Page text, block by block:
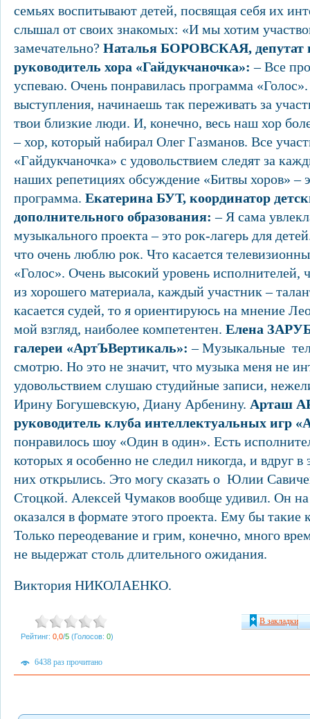
семьях воспитывают детей, посвящая себя их
слышал от своих знакомых: «И мы хотим
замечательно? Наталья БОРОВСКАЯ, депутат
руководитель хора «Гайдукчаночка»: – Все
успеваю. Очень понравилась программа
выступления, начинаешь так переживать за
твои близкие люди. И, конечно, весь наш хор
– хор, который набирал Олег Газманов. Все
«Гайдукчаночка» с удовольствием следят за
наших репетициях обсуждение «Битвы хоров» –
программа. Екатерина БУТ, координатор
дополнительного образования: – Я сама
музыкального проекта – это рок-лагерь для
что очень люблю рок. Что касается
«Голос». Очень высокий уровень
из хорошего материала, каждый участник –
касается судей, то я ориентируюсь на мнение
мой взгляд, наиболее компетентен. Елена
галереи «АртЪВертикаль»: – Музыкальные
смотрю. Но это не значит, что музыка меня не
удовольствием слушаю студийные записи,
Ирину Богушевскую, Диану Арбенину. Арташ
руководитель клуба интеллектуальных игр
понравилось шоу «Один в один». Есть
которых я особенно не следил никогда, и вдруг в
них открылись. Это могу сказать о Юлии
Стоцкой. Алексей Чумаков вообще удивил. Он на
оказался в формате этого проекта. Ему бы такие
Только переодевание и грим, конечно, много
не выдержат столь длительного ожидания.
Виктория НИКОЛАЕНКО.
Рейтинг: 0,0/5 (Голосов: 0)
В закладки
6438 раз прочитано